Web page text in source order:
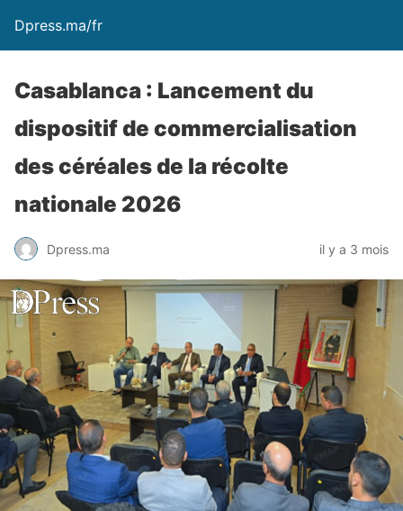
Dpress.ma/fr
Casablanca : Lancement du
dispositif de commercialisation
des céréales de la récolte
nationale 2026
Dpress.ma il y a 3 mois